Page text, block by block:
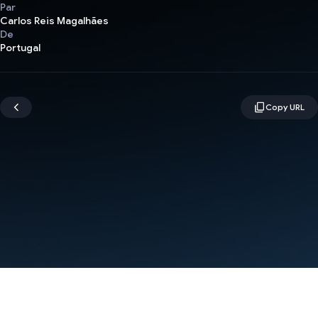
Par
Carlos Reis Magalhães
De
Portugal